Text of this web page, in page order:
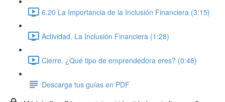
6.20 La Importancia de la Inclusión Financiera (3:15)
Actividad. La Inclusión Financiera (1:28)
Cierre. ¿Qué tipo de emprendedora eres? (0:48)
Descarga tus guías en PDF